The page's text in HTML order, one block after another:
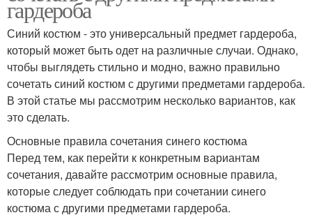
гардероба
Синий костюм - это универсальный предмет гардероба,
который может быть одет на различные случаи. Однако,
чтобы выглядеть стильно и модно, важно правильно
сочетать синий костюм с другими предметами гардероба.
В этой статье мы рассмотрим несколько вариантов, как
это сделать.
Основные правила сочетания синего костюма
Перед тем, как перейти к конкретным вариантам
сочетания, давайте рассмотрим основные правила,
которые следует соблюдать при сочетании синего
костюма с другими предметами гардероба.